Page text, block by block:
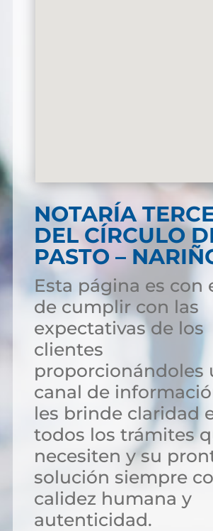
NOTARÍA
DEL CÍRCULO
PASTO –
Esta página es con
de cumplir con las
expectativas de los
clientes
proporcionándoles
canal de
les brinde claridad
todos los trámites
necesiten y su
solución siempre
calidez humana y
autenticidad.